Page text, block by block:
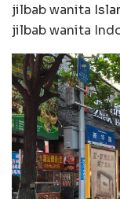
jilbab wanita
jilbab wanita